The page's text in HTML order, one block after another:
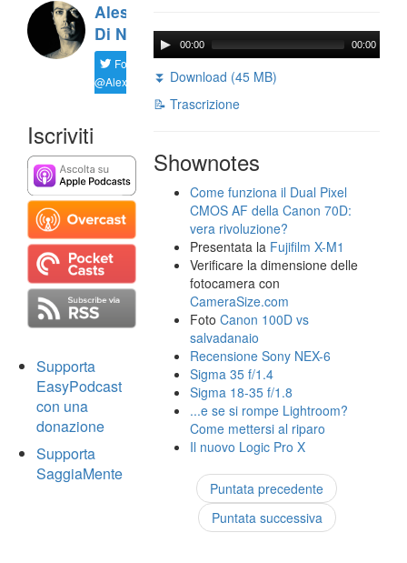
Alessandro
Di Noia
Follow
@AlexD75
Iscriviti
Supporta
EasyPodcast
con una
donazione
Supporta
SaggiaMente
00:00 00:00
⏬ Download (45 MB)
📝 Trascrizione
Shownotes
Come funziona il Dual Pixel
CMOS AF della Canon 70D:
vera rivoluzione?
Presentata la Fujifilm X-M1
Verificare la dimensione delle
fotocamera con
CameraSize.com
FotoCanon 100D vs
salvadanaio
Recensione Sony NEX-6
Sigma 35 f/1.4
Sigma 18-35 f/1.8
...e se si rompe Lightroom?
Come mettersi al riparo
Il nuovo Logic Pro X
Puntata precedente
Puntata successiva